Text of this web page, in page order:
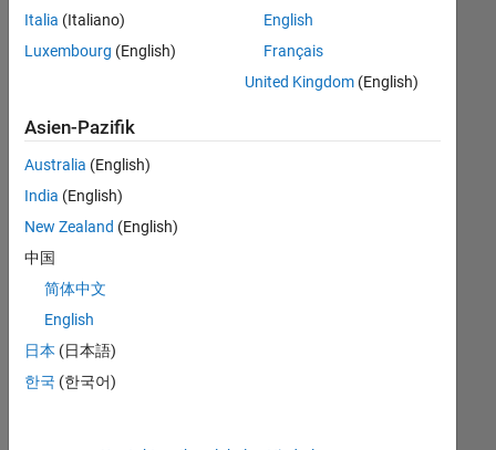
alle
Stellenangebote
anzeigen .
noch
keine
offenen
Stellen
können,
die
Ihren
entsprechen,
werden
Italia (Italiano)
Luxembourg (English)
English
Français
United Kingdom(English)
Asien-Pazifik
Australia (English)
India (English)
New Zealand (English)
中国
简体中文
English
日本 (日本語)
한국 (한국어)